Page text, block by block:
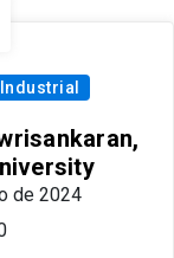
de 2024